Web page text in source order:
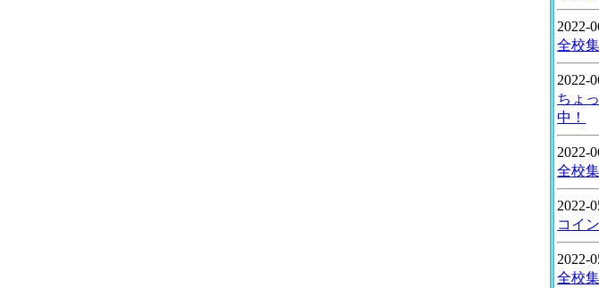
2022-
全校
2022-
ちょ
中！
2022-
全校
2022-
コイ
2022-
全校